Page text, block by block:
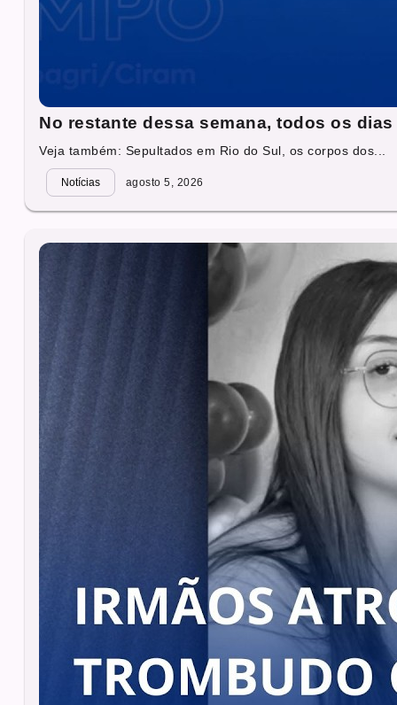
No restante dessa semana, todos os
Veja também: Sepultados em Rio do Sul, os corpos dos...
Notícias agosto 5, 2026